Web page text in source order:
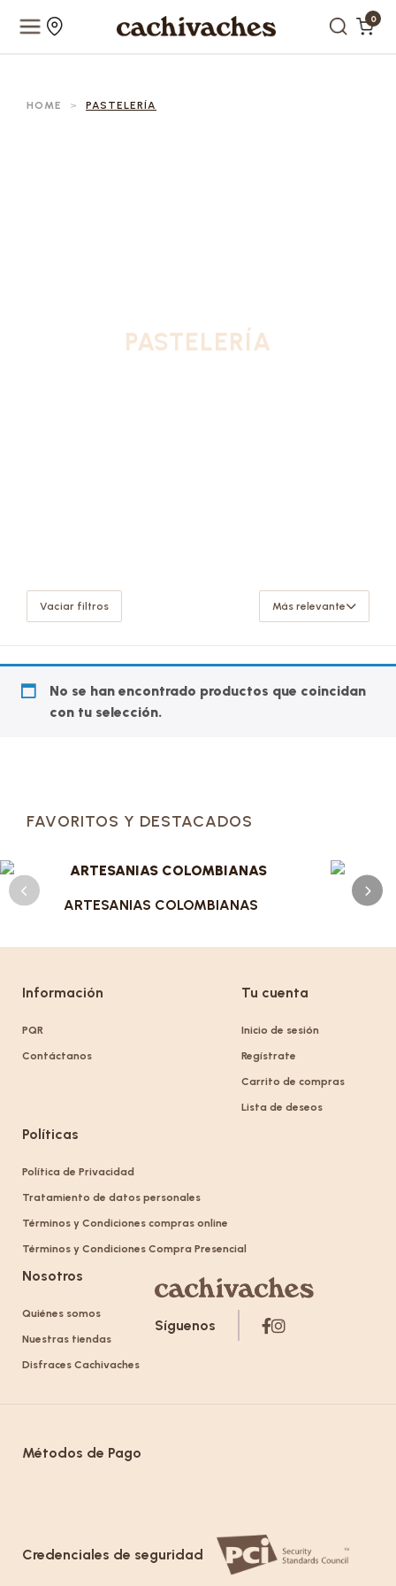
0
HOME > PASTELERÍA
PASTELERÍA
Vaciar filtros Más relevante
No se han encontrado productos que coincidan
con tu selección.
FAVORITOS Y DESTACADOS
ARTESANIAS COLOMBIANAS
Información
PQR
Contáctanos
Tu cuenta
Inicio de sesión
Regístrate
Carrito de compras
Lista de deseos
Políticas
Política de Privacidad
Tratamiento de datos personales
Términos y Condiciones compras online
Términos y Condiciones Compra Presencial
Nosotros
Quiénes somos
Nuestras tiendas
Disfraces Cachivaches
Síguenos
Métodos de Pago
Credenciales de seguridad